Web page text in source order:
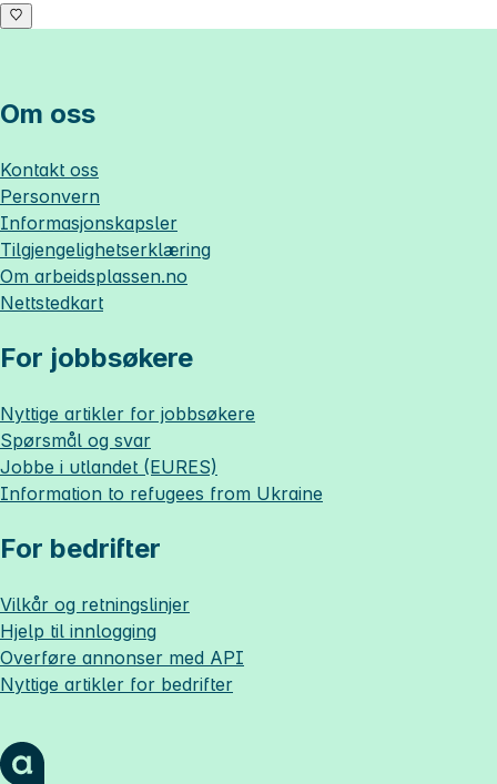
Om oss
Kontakt oss
Personvern
Informasjonskapsler
Tilgjengelighetserklæring
Om arbeidsplassen.no
Nettstedkart
For jobbsøkere
Nyttige artikler for jobbsøkere
Spørsmål og svar
Jobbe i utlandet (EURES)
Information to refugees from Ukraine
For bedrifter
Vilkår og retningslinjer
Hjelp til innlogging
Overføre annonser med API
Nyttige artikler for bedrifter